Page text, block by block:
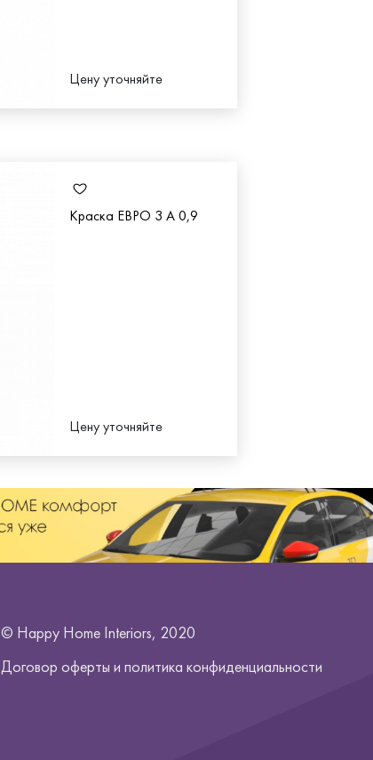
Цену уточняйте
Краска ЕВРО 3 А 0,9
Цену уточняйте
© Happy Home Interiors, 2020
Договор оферты иполитика конфиденциальности